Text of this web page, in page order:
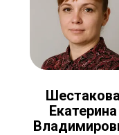
Шестакова
Екатерина